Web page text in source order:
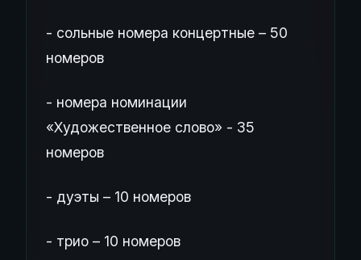
- сольные номера концертные – 50
номеров
- номера номинации
«Художественное слово» - 35
номеров
- дуэты – 10 номеров
- трио – 10 номеров